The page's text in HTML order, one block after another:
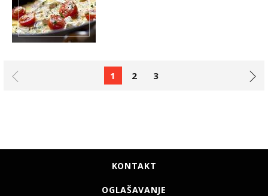
1 2 3
KONTAKT
OGLAŠAVANJE